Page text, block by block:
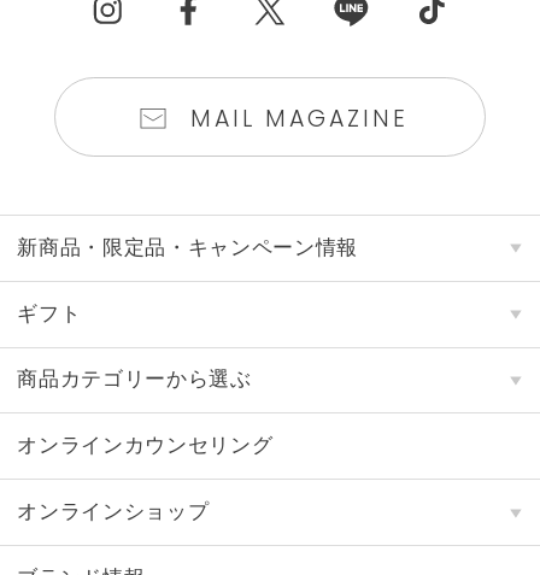
MAIL MAGAZINE
新商品・限定品・キャンペーン情報
ギフト
商品カテゴリーから選ぶ
オンラインカウンセリング
オンラインショップ